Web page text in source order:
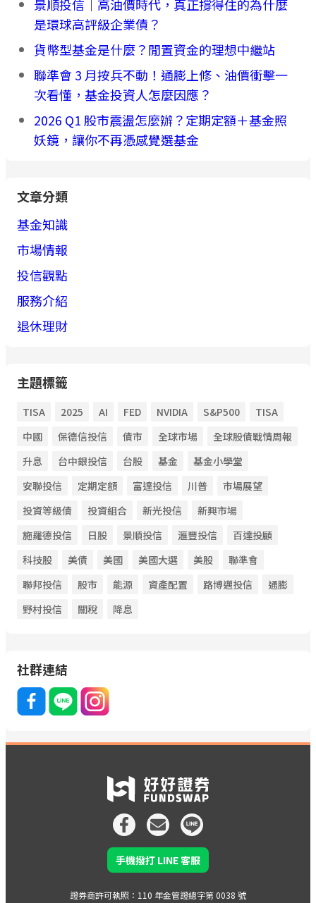
景順投信｜高油價時代，真正撐得住的為什麼
是環球高評級企業債？
貨幣型基金是什麼？閒置資金的理想中繼站
聯準會 3 月按兵不動！通膨上修、油價衝擊一
次看懂，基金投資人怎麼因應？
2026 Q1 股市震盪怎麼辦？定期定額＋基金照
妖鏡，讓你不再憑感覺選基金
文章分類
基金知識
市場情報
投信觀點
服務介紹
退休理財
主題標籤
TISA 2025 AI FED NVIDIA S&P500
TISA
中國
保德信投信 債市 全球市場
全球股債戰情周報
升息
台中銀投信 台股 基金
基金小學堂
安聯投信
定期定額 富達投信 川普
市場展望
投資等級債
投資組合 新光投信
新興市場
施羅德投信
日股 景順投信 滙豐投信
百達投顧
科技股
美債 美國 美國大選 美股
聯準會
聯邦投信
股市 能源 資產配置 路博邁投信
通膨
野村投信
關稅 降息
社群連結
手機撥打 LINE 客服
證券商許可執照：110 年金管證總字第 0038 號